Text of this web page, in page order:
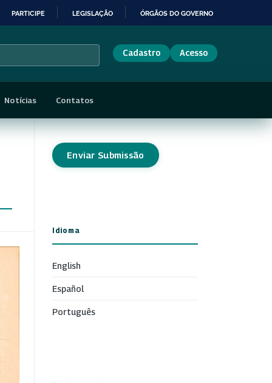
PARTICIPE LEGISLAÇÃO ÓRGÃOS DO GOVERNO
Cadastro Acesso
Notícias Contatos
Enviar Submissão
Idioma
English
Español
Português